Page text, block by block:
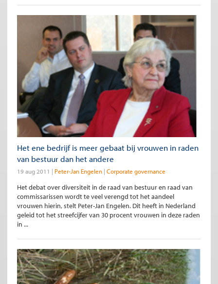
Het ene bedrijf is meer gebaat bij vrouwen in raden
van bestuur dan het andere
19 aug 2011 Peter-Jan Engelen Corporate governance
Het debat over diversiteit in de raad van bestuur en raad van
commissarissen wordt te veel verengd tot het aandeel
vrouwen hierin, stelt Peter-Jan Engelen. Dit heeft in Nederland
geleid tot het streefcijfer van 30 procent vrouwen in deze raden
in ...